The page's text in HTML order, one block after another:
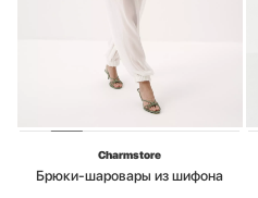
Charmstore
Брюки-шаровары из шифона